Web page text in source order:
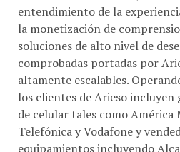
entendimiento de la
la monetización de
soluciones de alto nivel de
comprobadas portadas por
altamente escalables.
los clientes de Arieso incluyen
de celular tales como
Telefónica y Vodafone y
equipamientos incluyendo